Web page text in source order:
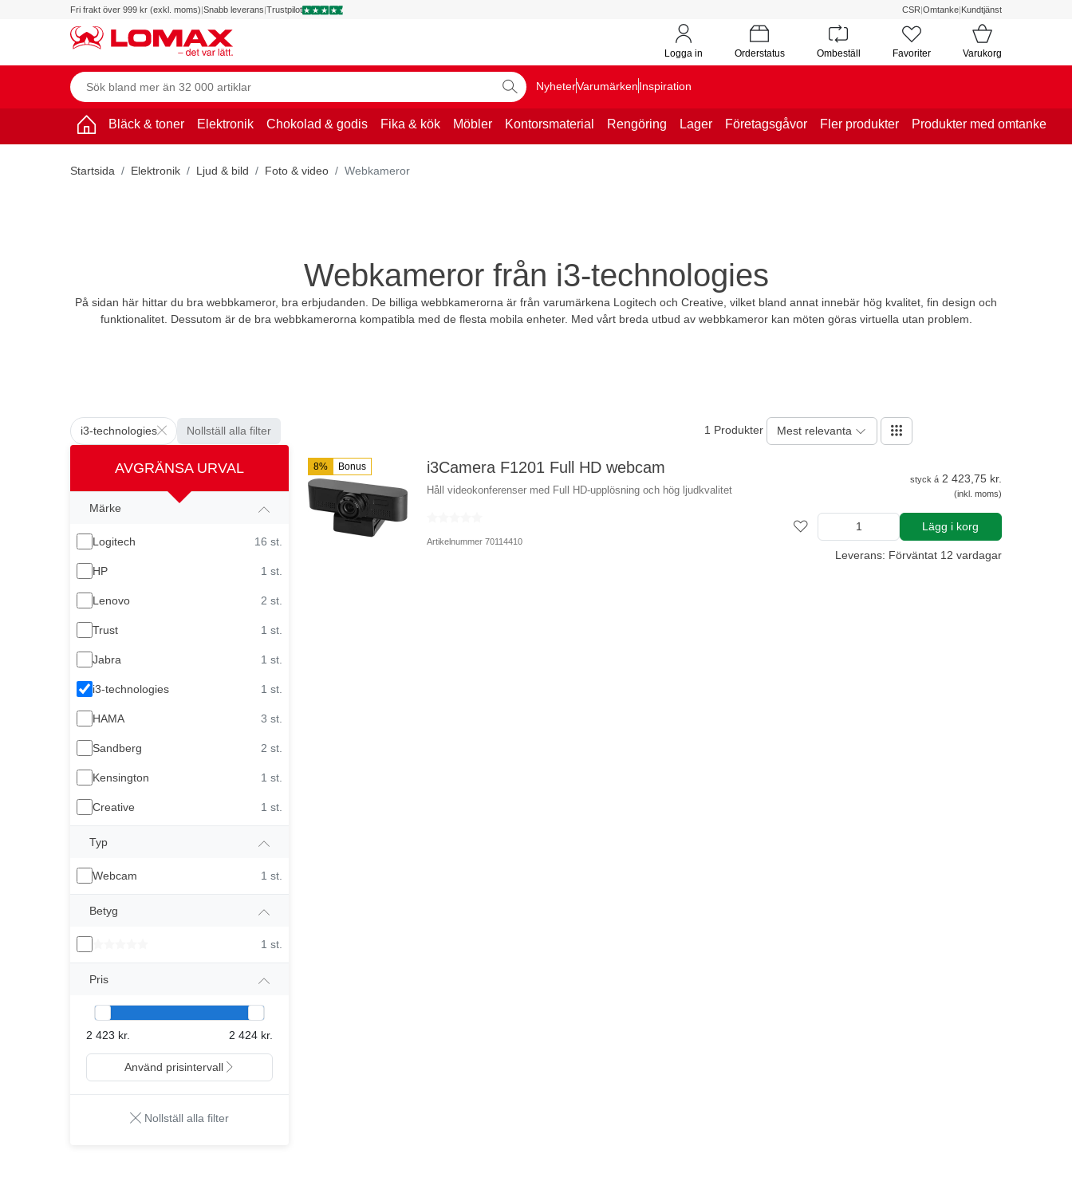
Fri frakt över 999 kr (exkl. moms)|Snabb leverans|Trustpilot CSR|Omtanke|Kundtjänst
Logga in Orderstatus Ombeställ Favoriter Varukorg
NyheterVarumärkenInspiration
Bläck & toner Elektronik Chokolad & godis Fika & kök Möbler Kontorsmaterial Rengöring Lager Företagsgåvor Fler produkter Produkter med omtanke
Startsida Elektronik Ljud & bild Foto & video Webkameror
Webkameror från i3-technologies
På sidan här hittar du bra webbkameror, bra erbjudanden. De billiga webbkamerorna är från varumärkena Logitech och Creative, vilket bland annat innebär hög kvalitet, fin design och
funktionalitet. Dessutom är de bra webbkamerorna kompatibla med de flesta mobila enheter. Med vårt breda utbud av webbkameror kan möten göras virtuella utan problem.
i3-technologies Nollställ alla filter 1 Produkter Mest relevanta
AVGRÄNSA URVAL
Märke
Logitech 16 st.
HP 1 st.
Lenovo 2 st.
Trust 1 st.
Jabra 1 st.
i3-technologies 1 st.
HAMA 3 st.
Sandberg 2 st.
Kensington 1 st.
Creative 1 st.
Typ
Webcam 1 st.
Betyg
1 st.
Pris
2 423 kr. 2 424 kr.
Använd prisintervall
Nollställ alla filter
8% Bonus i3Camera F1201 Full HD webcam
Håll videokonferenser med Full HD-upplösning och hög ljudkvalitet
Artikelnummer 70114410
styck á 2 423,75 kr.
(inkl. moms)
Lägg i korg
Leverans: Förväntat 12 vardagar